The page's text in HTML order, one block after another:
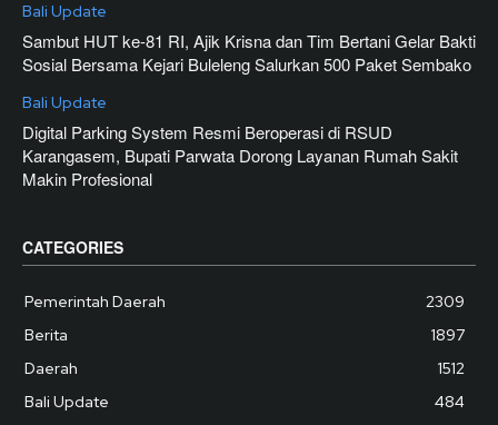
Bali Update
Sambut HUT ke-81 RI, Ajik Krisna dan Tim Bertani Gelar Bakti
Sosial Bersama Kejari Buleleng Salurkan 500 Paket Sembako
Bali Update
Digital Parking System Resmi Beroperasi di RSUD
Karangasem, Bupati Parwata Dorong Layanan Rumah Sakit
Makin Profesional
CATEGORIES
Pemerintah Daerah
2309
Berita
1897
Daerah
1512
Bali Update
484